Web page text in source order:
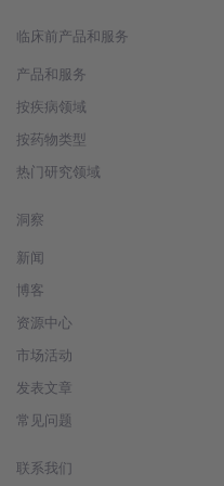
临床前产品和服务
产品和服务
按疾病领域
按药物类型
热门研究领域
洞察
新闻
博客
资源中心
市场活动
发表文章
常见问题
联系我们